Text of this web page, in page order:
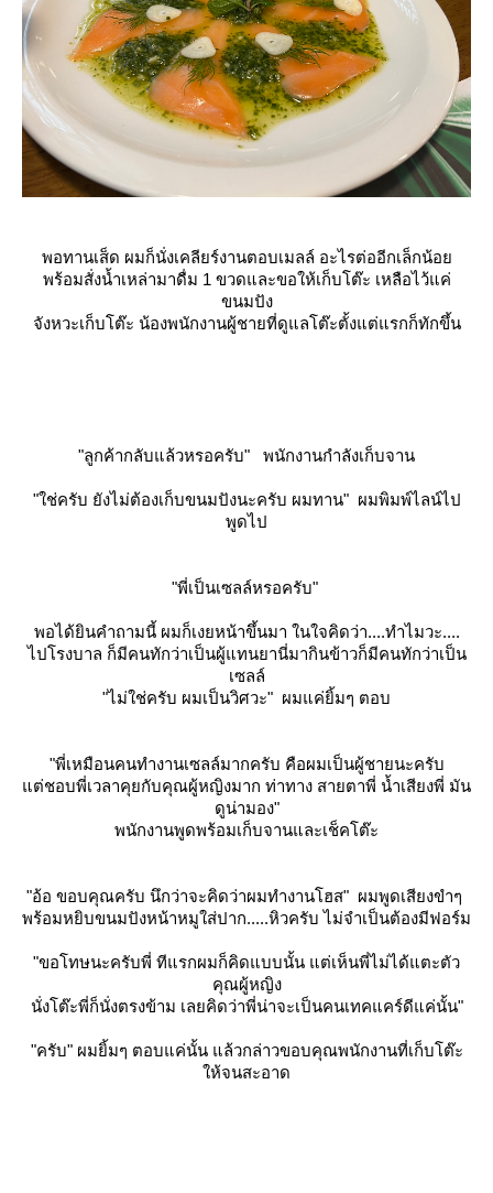
พอทานเส็ด ผมก็นั่งเคลียร์งานตอบเมลล์ อะไรต่ออีกเล็กน้อ
พร้อมสั่งน้ำเหล่ามาดื่ม 1 ขวดและขอให้เก็บโต๊ะ เหลือไว้แค่
ขนมปัง
จังหวะเก็บโต๊ะ น้องพนักงานผู้ชายที่ดูแลโต๊ะตั้งแต่แรกก็ทักขึ้น
"ลูกค้ากลับแล้วหรอครับ" พนักงานกำลังเก็บจาน
"ใช่ครับ ยังไม่ต้องเก็บขนมปังนะครับ ผมทาน" ผมพิมพ์ไลน์ไป
พูดไป
"พี่เป็นเซลล์หรอครับ"
พอได้ยินคำถามนี้ ผมก็เงยหน้าขึ้นมา ในใจคิดว่า....ทำไมวะ....
ไปโรงบาล ก็มีคนทักว่าเป็นผู้แทนยานี่มากินข้าวก็มีคนทักว่าเป็น
เซลล์
"ไม่ใช่ครับ ผมเป็นวิศวะ" ผมแค่ยิ้มๆ ตอบ
"พี่เหมือนคนทำงานเซลล์มากครับ คือผมเป็นผู้ชายนะครับ
ต่ชอบพี่เวลาคุยกับคุณผู้หญิงมาก ท่าทาง สายตาพี่ น้ำเสียงพี่ มัน
ดูน่ามอง"
พนักงานพูดพร้อมเก็บจานและเช็คโต๊ะ
"อ้อ ขอบคุณครับ นึกว่าจะคิดว่าผมทำงานโฮส" ผมพูดเสียงขำๆ
พร้อมหยิบขนมปังหน้าหมูใส่ปาก.....หิวครับ ไม่จำเป็นต้องมีฟอร์ม
"ขอโทษนะครับพี่ ทีแรกผมก็คิดแบบนั้น แต่เห็นพี่ไม่ได้แตะตัว
คุณผู้หญิง
นั่งโต๊ะพี่ก็นั่งตรงข้าม เลยคิดว่าพี่น่าจะเป็นคนเทคแคร์ดีแค่นั้น"
"ครับ" ผมยิ้มๆ ตอบแค่นั้น แล้วกล่าวขอบคุณพนักงานที่เก็บโต๊ะ
ห้จนสะอาด